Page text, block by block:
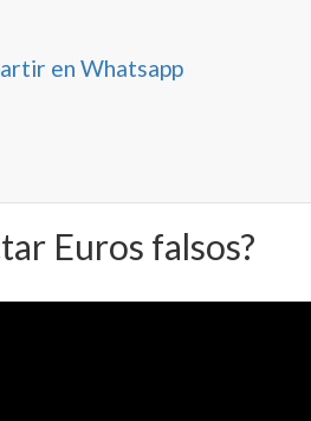
en Whatsapp
Euros falsos?